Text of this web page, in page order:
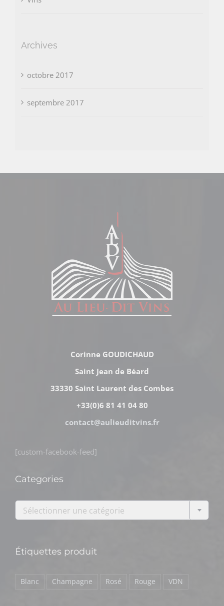
Archives
octobre 2017
septembre 2017
Corinne GOUDICHAUD
Saint Jean de Béard
33330 Saint Laurent des Combes
+33(0)6 81 41 04 80
contact@aulieuditvins.fr
[custom-facebook-feed]
Categories
Sélectionner une catégorie
Étiquettes produit
Blanc Champagne Rosé Rouge VDN